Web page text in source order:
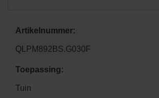
Artikelnummer:
QLPM892BS.G030F
Toepassing:
Tuin